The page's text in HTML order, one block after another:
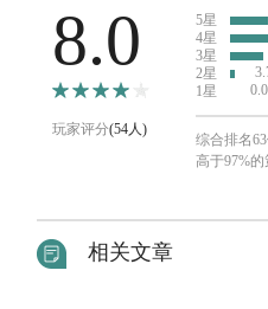
8.0
玩家评分(54人)
5星
4星
3星
2星
1星
综合排名
高于97%
相关文章